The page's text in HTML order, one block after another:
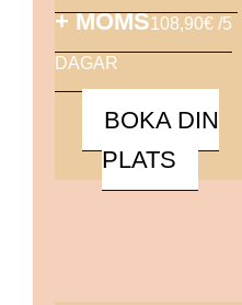
+ MOMS108,90€ /5
DAGAR
BOKA DIN
PLATS